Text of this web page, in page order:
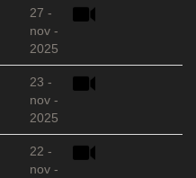
27 -
nov -
2025
23 -
nov -
2025
22 -
nov -